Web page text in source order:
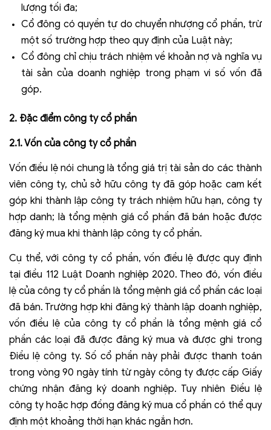
lượng tối đa;
Cổ đông có quyền tự do chuyển nhượng cổ phần, trừ
một số trường hợp theo quy định của Luật này;
Cổ đông chỉ chịu trách nhiệm về khoản nợ và nghĩa vụ
tài sản của doanh nghiệp trong phạm vi số vốn đã
góp.
2. Đặc điểm công ty cổ phần
2.1.Vốn của công ty cổ phần
Vốn điều lệ nói chung là tổng giá trị tài sản do các thành
viên công ty, chủ sở hữu công ty đã góp hoặc cam kết
góp khi thành lập công ty trách nhiệm hữu hạn, công ty
hợp danh; là tổng mệnh giá cổ phần đã bán hoặc được
đăng ký mua khi thành lập công ty cổ phần.
Cụ thể, với công ty cổ phần, vốn điều lệ được quy định
tại điều 112 Luật Doanh nghiệp 2020. Theo đó, vốn điều
lệ của công ty cổ phần là tổng mệnh giá cổ phần các loại
đã bán. Trường hợp khi đăng ký thành lập doanh nghiệp,
vốn điều lệ của công ty cổ phần là tổng mệnh giá cổ
phần các loại đã được đăng ký mua và được ghi trong
Điều lệ công ty. Số cổ phần này phải được thanh toán
trong vòng 90 ngày tính từ ngày công ty được cấp Giấy
chứng nhận đăng ký doanh nghiệp. Tuy nhiên Điều lệ
công ty hoặc hợp đồng đăng ký mua cổ phần có thể quy
định một khoảng thời hạn khác ngắn hơn.